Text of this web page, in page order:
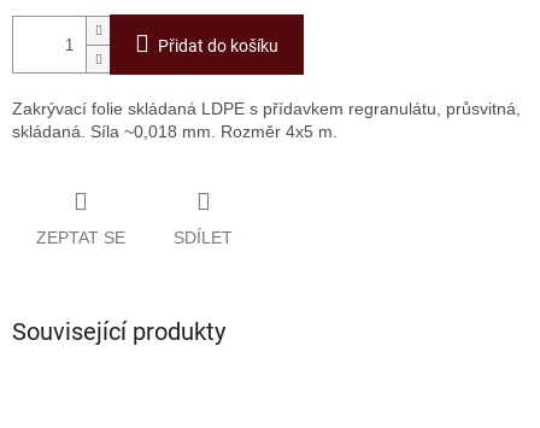
Přidat do košíku
Zakrývací folie skládaná LDPE s přídavkem regranulátu, průsvitná,
skládaná. Síla ~0,018 mm. Rozměr 4x5 m.
ZEPTAT SE SDÍLET
Související produkty